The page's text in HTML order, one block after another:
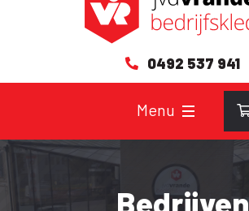
0492 537 941
Bedrijven